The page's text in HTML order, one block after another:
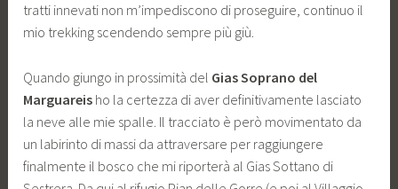
tratti innevati non m’impediscono di proseguire, continuo il
mio trekking scendendo sempre più giù.
Quando giungo in prossimità del Gias Soprano del
Marguareis ho la certezza di aver definitivamente lasciato
la neve alle mie spalle. Il tracciato è però movimentato da
un labirinto di massi da attraversare per raggiungere
finalmente il bosco che mi riporterà al Gias Sottano di